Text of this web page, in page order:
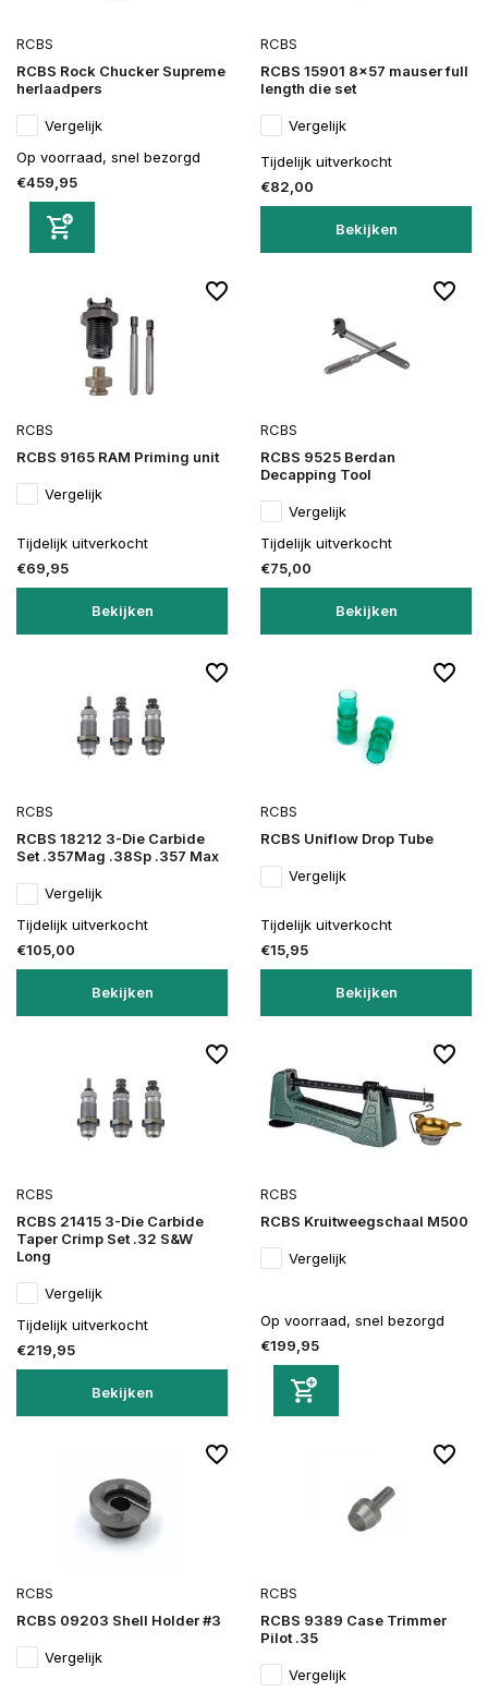
RCBS
RCBS Rock Chucker Supreme
herlaadpers
Vergelijk
Op voorraad, snel bezorgd
€459,95
RCBS
RCBS 15901 8x57 mauser full
length die set
Vergelijk
Tijdelijk uitverkocht
€82,00
Bekijken
RCBS
RCBS 9165 RAM Priming unit
Vergelijk
Tijdelijk uitverkocht
€69,95
Bekijken
RCBS
RCBS 9525 Berdan
Decapping Tool
Vergelijk
Tijdelijk uitverkocht
€75,00
Bekijken
RCBS
RCBS 18212 3-Die Carbide
Set .357Mag .38Sp .357 Max
Vergelijk
Tijdelijk uitverkocht
€105,00
Bekijken
RCBS
RCBS Uniflow Drop Tube
Vergelijk
Tijdelijk uitverkocht
€15,95
Bekijken
RCBS
RCBS 21415 3-Die Carbide
Taper Crimp Set .32 S&W
Long
Vergelijk
Tijdelijk uitverkocht
€219,95
Bekijken
RCBS
RCBS Kruitweegschaal M500
Vergelijk
Op voorraad, snel bezorgd
€199,95
RCBS
RCBS 09203 Shell Holder #3
Vergelijk
RCBS
RCBS 9389 Case Trimmer
Pilot .35
Vergelijk